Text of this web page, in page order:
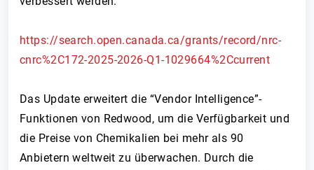
https://search.open.canada.ca/grants/record/nrc-
cnrc%2C172-2025-2026-Q1-1029664%2Ccurrent
Das Update erweitert die “Vendor Intelligence”-
Funktionen von Redwood, um die Verfügbarkeit und
die Preise von Chemikalien bei mehr als 90
Anbietern weltweit zu überwachen. Durch die